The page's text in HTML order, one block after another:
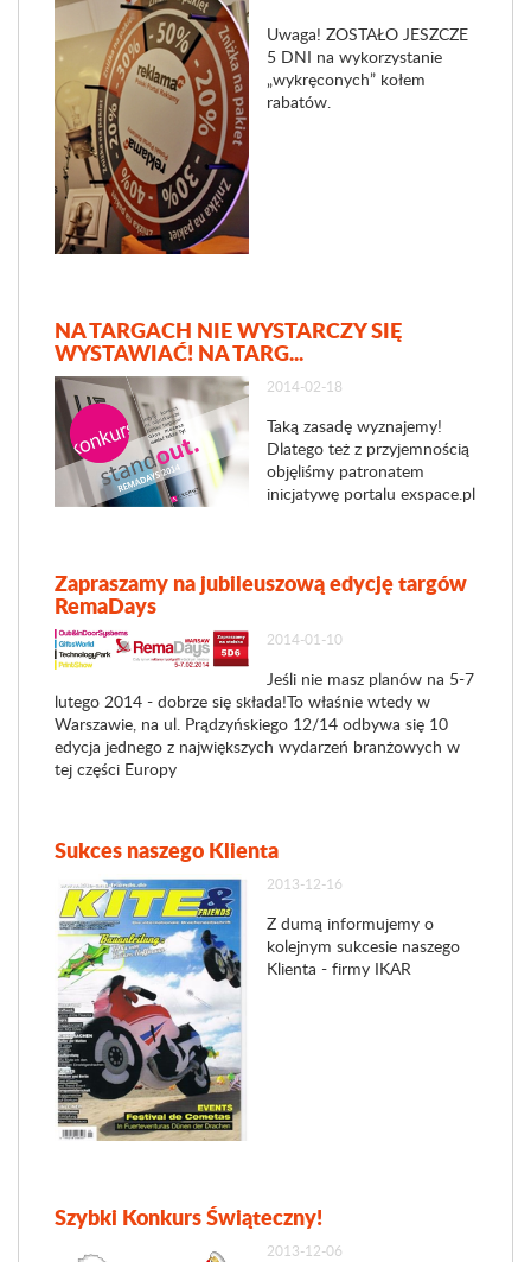
Uwaga! ZOSTAŁO JESZCZE
5 DNI na wykorzystanie
„wykręconych” kołem
rabatów.
NA TARGACH NIE WYSTARCZY SIĘ
WYSTAWIAĆ! NA TARG...
2014-02-18
Taką zasadę wyznajemy!
Dlatego też z przyjemnością
objęliśmy patronatem
inicjatywę portalu exspace.pl
Zapraszamy na jubileuszową edycję targów
RemaDays
2014-01-10
Jeśli nie masz planów na 5-7
lutego 2014 - dobrze się składa!To właśnie wtedy w
Warszawie, na ul. Prądzyńskiego 12/14 odbywa się 10
edycja jednego z największych wydarzeń branżowych w
tej części Europy
Sukces naszego Klienta
2013-12-16
Z dumą informujemy o
kolejnym sukcesie naszego
Klienta - firmy IKAR
Szybki Konkurs Świąteczny!
2013-12-06